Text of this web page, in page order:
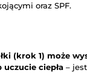
oraz SPF.
(krok 1) może
ciepła –